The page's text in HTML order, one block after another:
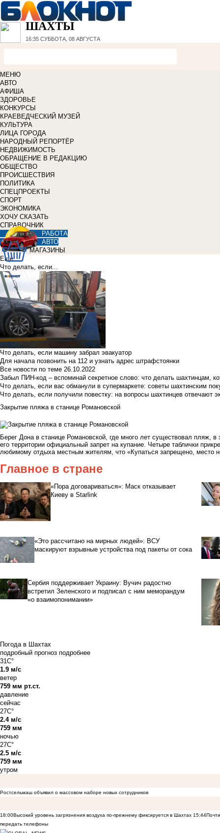
ШАХТЫ
16:35 СУББОТА, 08 АВГУСТА
МЕНЮ
АВТО
АФИША
ЗДОРОВЬЕ
КОНКУРСЫ
КРАЕВЕДЧЕСКИЙ МУЗЕЙ
КУЛЬТУРА
ЛИЦА ГОРОДА
НАРОДНЫЙ РЕПОРТЁР
НЕДВИЖИМОСТЬ
ОБРАЩЕНИЕ В РЕДАКЦИЮ
ОБЩЕСТВО
ПРОИСШЕСТВИЯ
ПОЛИТИКА
СПЕЦПРОЕКТЫ
СПОРТ
ЭКОНОМИКА
ХОЧУ СКАЗАТЬ
СПРАВОЧНИК
РАБОТА
АВТО
МАГАЗИНЫ
Еще
Что делать, если...
Что делать, если машину забрал эвакуатор
Для начала позвонить на 112 и узнать адрес штрафстоянки
Все новости по теме 26.10.2022
Забыл ПИН-код – вспоминай секретное слово: что делать шахтинцам,
Что делать, если вас обманули в супермаркете: советы шахтинским
Что делать, если получили повестку: на вопросы шахтинцев отвечают
Закрытие пляжа в станице Романовской
Берег Дона в станице Романовской, где много лет существовал пляж,
его территории официальный запрет на купание. Четыре таблички
любимому отдыха местным жителям, что «Купаться запрещено, место
Главное в стране
«Пора договариваться»: Маск отказывает
Киеву в Starlink
«Это рассчитано на мирных людей»: ВСУ
маскируют взрывные устройства под пакеты от сока
Сербия поддерживает Украину: Вучич радостно
встретил Зеленского и подписал с ним меморандум
«о взаимопонимании»
Погода в Шахтах
подробный прогноз подробнее
31C°
1.9 м/с
ветер
759 мм рт.ст.
давление
сейчас
27C°
2.4 м/с
759 мм
ночью
27C°
2.5 м/с
759 мм
утром
Ростсельмаш объявил о массовом наборе новых сотрудников
18:00Высокий уровень загрязнения воздуха по-прежнему фиксируется в Шахтах 15:44
передать телефоны